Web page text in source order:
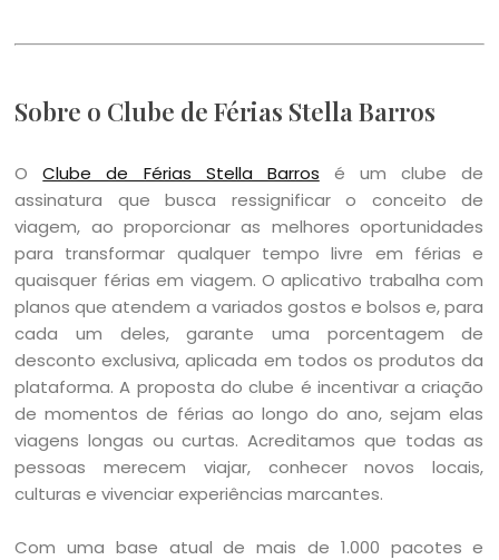
Sobre o Clube de Férias Stella Barros
OClube de Férias Stella Barros é um clube de
assinatura que busca ressignificar o conceito de
viagem, ao proporcionar as melhores oportunidades
para transformar qualquer tempo livre em férias e
quaisquer férias em viagem. O aplicativo trabalha com
planos que atendem a variados gostos e bolsos e, para
cada um deles, garante uma porcentagem de
desconto exclusiva, aplicada em todos os produtos da
plataforma. A proposta do clube é incentivar a criação
de momentos de férias ao longo do ano, sejam elas
viagens longas ou curtas. Acreditamos que todas as
pessoas merecem viajar, conhecer novos locais,
culturas e vivenciar experiências marcantes.
Com uma base atual de mais de 1.000 pacotes e